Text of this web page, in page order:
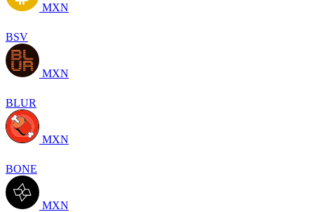
MXN
BSV
MXN
BLUR
MXN
BONE
MXN